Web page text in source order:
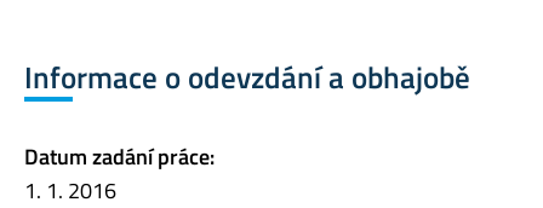
Informace o odevzdání a obhajobě
Datum zadání práce:
1. 1. 2016